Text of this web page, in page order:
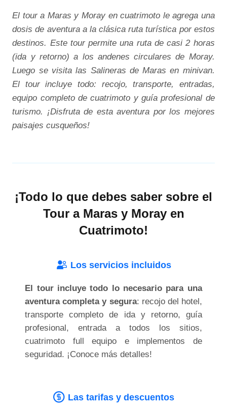
El tour a Maras y Moray en cuatrimoto le agrega una
dosis de aventura a la clásica ruta turística por estos
destinos. Este tour permite una ruta de casi 2 horas
(ida y retorno) a los andenes circulares de Moray.
Luego se visita las Salineras de Maras en minivan.
El tour incluye todo: recojo, transporte, entradas,
equipo completo de cuatrimoto y guía profesional de
turismo. ¡Disfruta de esta aventura por los mejores
paisajes cusqueños!
¡Todo lo que debes saber sobre el
Tour a Maras y Moray en
Cuatrimoto!
Los servicios incluidos
El tour incluye todo lo necesario para una
aventura completa y segura: recojo del hotel,
transporte completo de ida y retorno, guía
profesional, entrada a todos los sitios,
cuatrimoto full equipo e implementos de
seguridad. ¡Conoce más detalles!
Las tarifas y descuentos